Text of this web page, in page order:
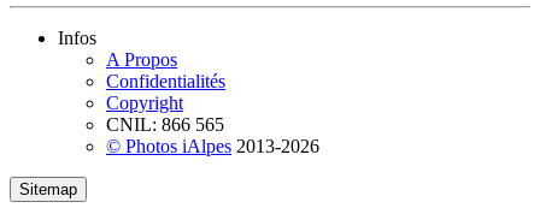
Infos
A Propos
Confidentialités
Copyright
CNIL: 866 565
© Photos iAlpes 2013-2026
Sitemap